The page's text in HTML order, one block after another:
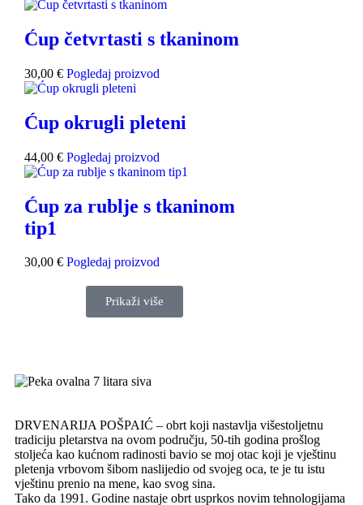
Ćup četvrtasti s tkaninom
30,00 € Pogledaj proizvod
Ćup okrugli pleteni
44,00 € Pogledaj proizvod
Ćup za rublje s tkaninom
tip1
30,00 € Pogledaj proizvod
Prikaži više
DRVENARIJA POŠPAIĆ – obrt koji nastavlja višestoljetnu
tradiciju pletarstva na ovom području, 50-tih godina prošlog
stoljeća kao kućnom radinosti bavio se moj otac koji je vještinu
pletenja vrbovom šibom naslijedio od svojeg oca, te je tu istu
vještinu prenio na mene, kao svog sina.
Tako da 1991. Godine nastaje obrt usprkos novim tehnologijama